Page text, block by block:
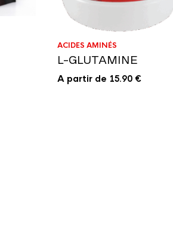
ACIDES AMINÉS
L-GLUTAMINE
A partir de 15.90 €